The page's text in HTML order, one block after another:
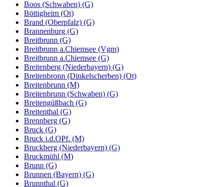
Boos (Schwaben) (G)
Böttigheim (Ot)
Brand (Oberpfalz) (G)
Brannenburg (G)
Breitbrunn (G)
Breitbrunn a.Chiemsee (Vgm)
Breitbrunn a.Chiemsee (G)
Breitenberg (Niederbayern) (G)
Breitenbronn (Dinkelscherben) (Ot)
Breitenbrunn (M)
Breitenbrunn (Schwaben) (G)
Breitengüßbach (G)
Breitenthal (G)
Brennberg (G)
Bruck (G)
Bruck i.d.OPf. (M)
Bruckberg (Niederbayern) (G)
Bruckmühl (M)
Brunn (G)
Brunnen (Bayern) (G)
Brunnthal (G)